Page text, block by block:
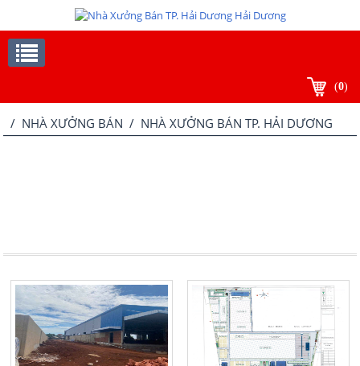
(0)
/ NHÀ XƯỞNG BÁN / NHÀ XƯỞNG BÁN TP. HẢI DƯƠNG